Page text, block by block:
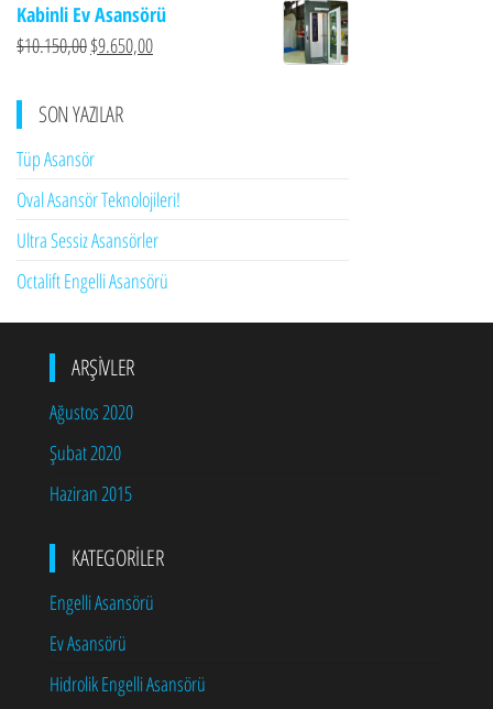
$9.990,00.fiyat:
$9.650,00.
Kabinli Ev Asansörü
$10.150,00Orijinal
$10.150,00.
$9.650,00Şu
SON YAZILAR
Tüp Asansör
Oval Asansör Teknolojileri!
Ultra Sessiz Asansörler
Octalift Engelli Asansörü
ARŞIVLER
Ağustos 2020
Şubat 2020
Haziran 2015
KATEGORILER
Engelli Asansörü
Ev Asansörü
Hidrolik Engelli Asansörü